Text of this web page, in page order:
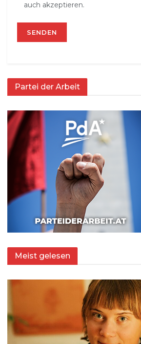
auch akzeptieren.
Partei der Arbeit
Meist gelesen